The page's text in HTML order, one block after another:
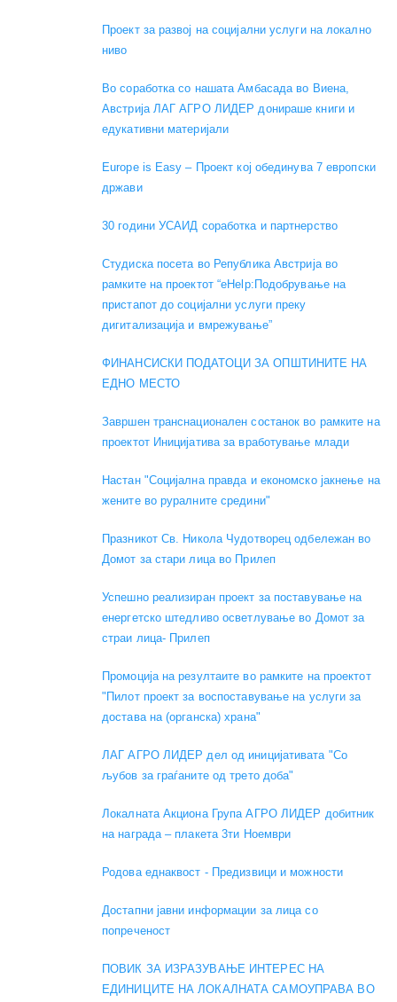
Проект за развој на социјални услуги на локално
ниво
Во соработка со нашата Амбасада во Виена,
Австрија ЛАГ АГРО ЛИДЕР донираше книги и
едукативни материјали
Europe is Easy – Проект кој обединува 7 европски
држави
30 години УСАИД соработка и партнерство
Студиска посета во Република Австрија во
рамките на проектот “eHelp:Подобрување на
пристапот до социјални услуги преку
дигитализација и вмрежување”
ФИНАНСИСКИ ПОДАТОЦИ ЗА ОПШТИНИТЕ НА
ЕДНО МЕСТО
Завршен транснационален состанок во рамките на
проектот Иницијатива за вработување млади
Настан "Социјална правда и економско јакнење на
жените во руралните средини"
Празникот Св. Никола Чудотворец одбележан во
Домот за стари лица во Прилеп
Успешно реализиран проект за поставување на
енергетско штедливо осветлување во Домот за
страи лица- Прилеп
Промоција на резултаите во рамките на проектот
"Пилот проект за воспоставување на услуги за
достава на (органска) храна"
ЛАГ АГРО ЛИДЕР дел од иницијативата "Со
љубов за граѓаните од трето доба"
Локалната Акциона Група АГРО ЛИДЕР добитник
на награда – плакета 3ти Ноември
Родова еднаквост - Предизвици и можности
Достапни јавни информации за лица со
попреченост
ПОВИК ЗА ИЗРАЗУВАЊЕ ИНТЕРЕС НА
ЕДИНИЦИТЕ НА ЛОКАЛНАТА САМОУПРАВА ВО